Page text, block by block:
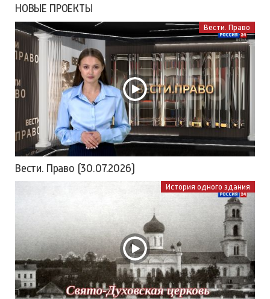
НОВЫЕ ПРОЕКТЫ
Вести. Право
Вести. Право (30.07.2026)
История одного здания